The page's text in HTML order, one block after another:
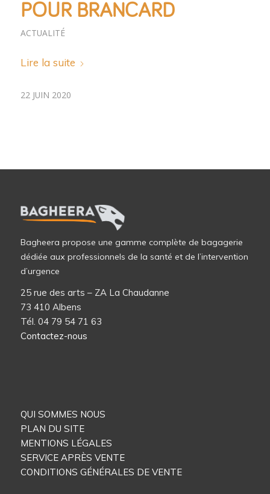
POUR BRANCARD
ACTUALITÉ
Lire la suite
22 JUIN 2020
Bagheera propose une gamme complète de bagagerie
dédiée aux professionnels de la santé et de l’intervention
d’urgence
25 rue des arts – ZA La Chaudanne
73 410 Albens
Tél. 04 79 54 71 63
Contactez-nous
QUI SOMMES NOUS
PLAN DU SITE
MENTIONS LÉGALES
SERVICE APRÈS VENTE
CONDITIONS GÉNÉRALES DE VENTE